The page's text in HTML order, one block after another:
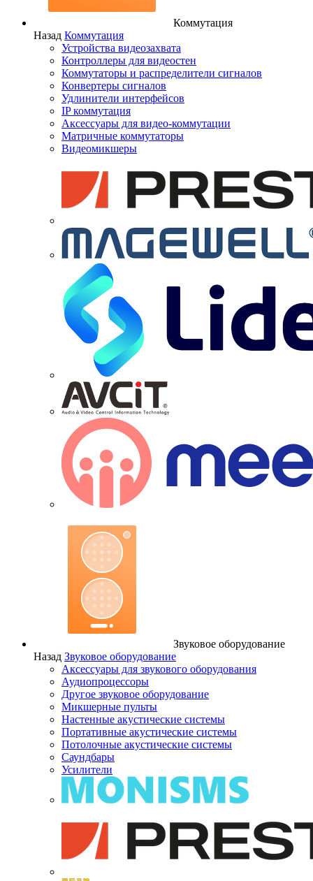
Коммутация
Назад Коммутация
Устройства видеозахвата
Контроллеры для видеостен
Коммутаторы и распределители сигналов
Конвертеры сигналов
Удлинители интерфейсов
IP коммутация
Аксессуары для видео-коммутации
Матричные коммутаторы
Видеомикшеры
Звуковое оборудование
Назад Звуковое оборудование
Аксессуары для звукового оборудования
Аудиопроцессоры
Другое звуковое оборудование
Микшерные пульты
Настенные акустические системы
Портативные акустические системы
Потолочные акустические системы
Саундбары
Усилители